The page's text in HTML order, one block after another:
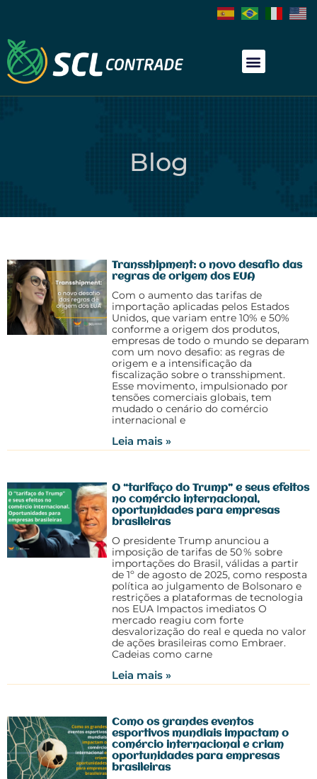
Blog
Transshipment: o novo desafio das
regras de origem dos EUA
Com o aumento das tarifas de
importação aplicadas pelos Estados
Unidos, que variam entre 10% e 50%
conforme a origem dos produtos,
empresas de todo o mundo se deparam
com um novo desafio: as regras de
origem e a intensificação da
fiscalização sobre o transshipment.
Esse movimento, impulsionado por
tensões comerciais globais, tem
mudado o cenário do comércio
internacional e
Leia mais »
O “tarifaço do Trump” e seus efeitos
no comércio internacional,
oportunidades para empresas
brasileiras
O presidente Trump anunciou a
imposição de tarifas de 50 % sobre
importações do Brasil, válidas a partir
de 1º de agosto de 2025, como resposta
política ao julgamento de Bolsonaro e
restrições a plataformas de tecnologia
nos EUA Impactos imediatos O
mercado reagiu com forte
desvalorização do real e queda no valor
de ações brasileiras como Embraer.
Cadeias como carne
Leia mais »
Como os grandes eventos
esportivos mundiais impactam o
comércio internacional e criam
oportunidades para empresas
brasileiras